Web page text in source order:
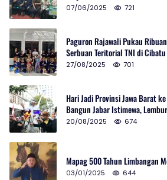
07/06/2025 721
Paguron Rajawali Pukau
Serbuan Teritorial TNI di Cibatu
27/08/2025 701
Hari Jadi Provinsi Jawa Barat
Bangun Jabar Istimewa,
20/08/2025 674
Mapag 500 Tahun Limbangan
03/01/2025 644